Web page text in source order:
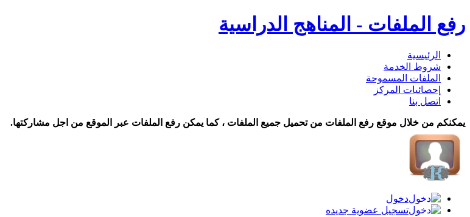
رفع الملفات - المناهج الدراسية
الرئيسية
شروط الخدمة
الملفات المسموحة
إحصائيات المركز
اتصل بنا
يمكنكم من خلال موقع رفع الملفات من تحميل جميع الملفات ، كما يمكن رفع الملفات عبر الموقع من اجل مشاركتها.
دخول
تسجيل عضوية جديده